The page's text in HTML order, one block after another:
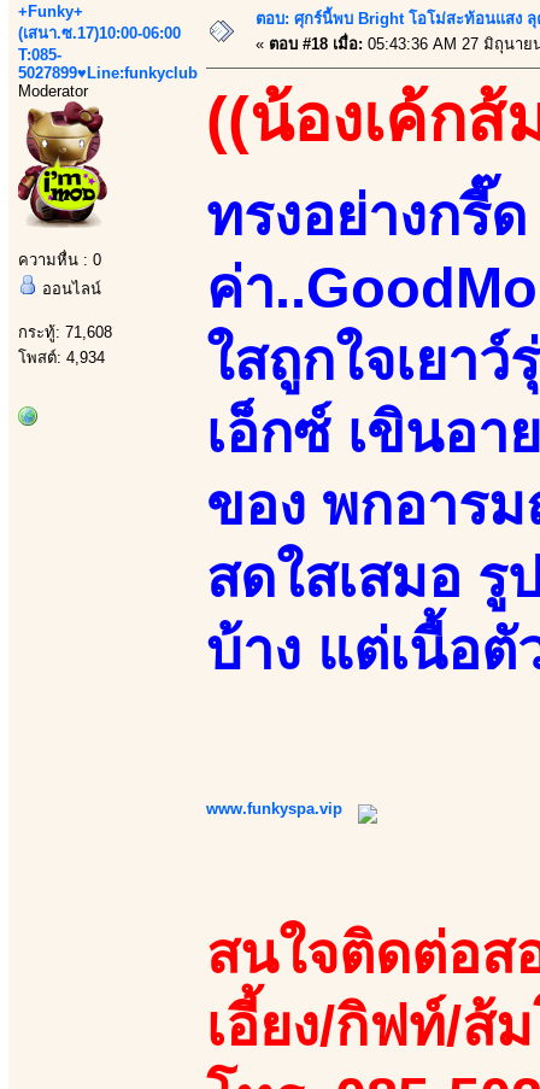
+Funky+
(เสนา.ซ.17)10:00-06:00
T:085-
5027899♥Line:funkyclub
Moderator
ความหื่น : 0
ออนไลน์
กระทู้: 71,608
โพสต์: 4,934
ตอบ: ศุกร์นี้พบ Bright โอโม่สะท้อนแสง
« ตอบ #18 เมื่อ: 05:43:36 AM 27 มิถุนาย
((น้องเค้กส้
ทรงอย่างกรี๊
ค่า
ใสถูกใจเยา
เอ็กซ์ เขินอ
ของ พกอาร
สดใสเสมอ
บ้าง แต่เนื้อตั
www.funkyspa.vip
สนใจติดต่อส
เอี้ยง/กิฟท์/ส้